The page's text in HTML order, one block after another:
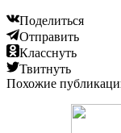
Поделиться
Отправить
Класснуть
Твитнуть
Похожие